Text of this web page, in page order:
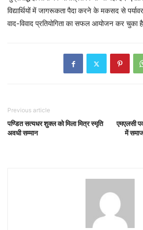
विद्यार्थियों में जागरूकता पैदा करने के मकसद से
वाद-विवाद प्रतियोगिता का सफल आयोजन कर चुका
Previous article
पण्डित सत्यधर शुक्ल को मिला मित्र स्मृति
अवधी सम्मान
एमएलसी
में